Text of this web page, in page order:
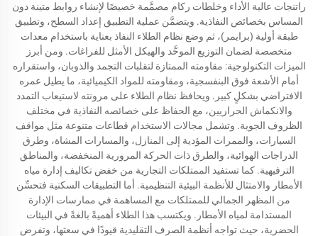
راتنجات عالية الأداء وخلطات ركام مصمَّمة خصيصًا لإنشاء روابط متينة دون
المساس بخصائص النفاذية. ويتضمَّن عملية التطبيق إعداد السطح، وتطبيق
طبقة أولية (برايمر)، ثم وضع نظام الطلاء النفاذ بعناية باستخدام معدات
متخصصة لضمان التوزيع الموحَّد والهيكل الأمثل للفراغات. ومن أبرز
الميزات التكنولوجية: مقاومته الممتازة لتقلبات التجمد والذوبان، واستقراره
أمام الأشعة فوق البنفسجية، ومقاومته للمواد الكيميائية، ما يطيل عمره
الافتراضي بشكلٍ كبير. ويحافظ نظام الطلاء على مرونته لاستيعاب التمدد
والانكماش الحراريين، مع الحفاظ على خصائصه النفاذية في مختلف
الظروف الجوية. وتشمل مجالات الاستخدام قطاعات متنوعة مثل مواقف
السيارات، والممرات المؤدية إلى المنازل، والمسارات المشاة، وطرق
الدراجات الهوائية، والطرق ذات الحركة المرورية المنخفضة، والمناطق
الترفيهية. كما تستفيد الممتلكات التجارية من خفض تكاليف إدارة مياه
الأمطار والامتثال للأنظمة البيئية التنظيمية. أما التطبيقات السكنية فتحسِّن
من المظهر الجمالي للممتلكات مع المساهمة في ممارسات الإدارة
المستدامة لمياه الأمطار. ويكتسب هذا الطلاء أهميةً بالغةً في البيئات
الحضرية، حيث تواجه أنظمة الصرف التقليدية قيودًا في سعتها، وتفرض